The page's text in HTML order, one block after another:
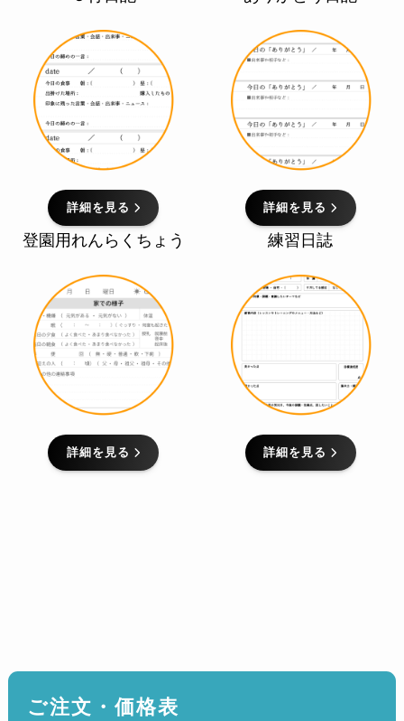
詳細を見る 詳細を見る
登園用れんらくちょう
詳細を見る
練習日誌
詳細を見る
ご注文・価格表